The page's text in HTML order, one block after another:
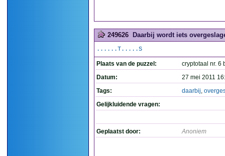
249626 Daarbij wordt iets
......T.....S
Plaats van de puzzel:
cryptotaal nr. 6
Datum:
27 mei 2011
Tags:
daarbij,
Gelijkluidende vragen:
Geplaatst door: Anoniem